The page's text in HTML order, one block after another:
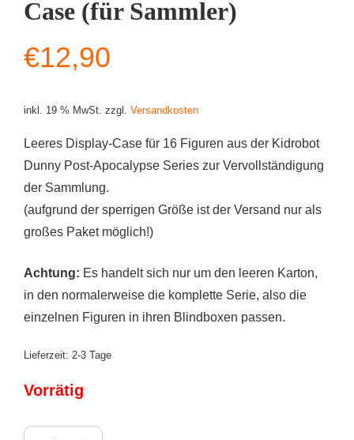
Case (für Sammler)
€12,90
inkl. 19 % MwSt. zzgl. Versandkosten
Leeres Display-Case für 16 Figuren aus der Kidrobot
Dunny Post-Apocalypse Series zur Vervollständigung
der Sammlung.
(aufgrund der sperrigen Größe ist der Versand nur als
großes Paket möglich!)
Achtung: Es handelt sich nur um den leeren Karton,
in den normalerweise die komplette Serie, also die
einzelnen Figuren in ihren Blindboxen passen.
Lieferzeit: 2-3 Tage
Vorrätig
Kidrobot Dunny Post-Apocalypse Series - Leer-Case (für Sammler)